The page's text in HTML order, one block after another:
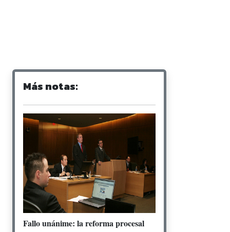
Más notas:
Fallo unánime: la reforma procesal